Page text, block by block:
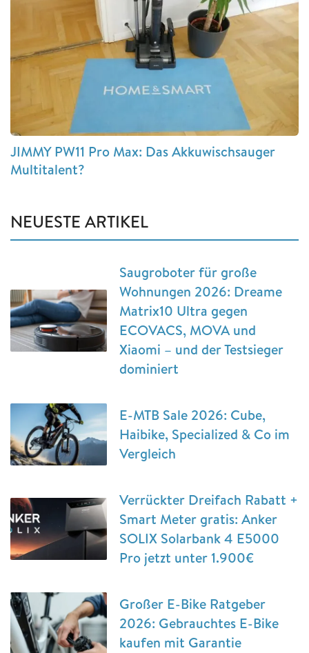
JIMMY PW11 Pro Max: Das Akkuwischsauger
Multitalent?
NEUESTE ARTIKEL
Saugroboter für große
Wohnungen 2026: Dreame
Matrix10 Ultra gegen
ECOVACS, MOVA und
Xiaomi – und der Testsieger
dominiert
E-MTB Sale 2026: Cube,
Haibike, Specialized & Co im
Vergleich
Verrückter Dreifach Rabatt +
Smart Meter gratis: Anker
SOLIX Solarbank 4 E5000
Pro jetzt unter 1.900€
Großer E-Bike Ratgeber
2026: Gebrauchtes E-Bike
kaufen mit Garantie